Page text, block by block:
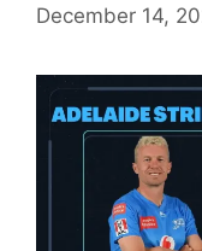
December 14,